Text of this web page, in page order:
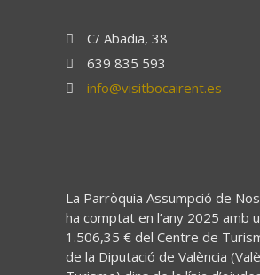
C/ Abadia, 38
639 835 593
info@visitbocairent.es
La Parròquia Assumpció de
ha comptat en l’any 2025 amb
1.506,35 € del Centre de
de la Diputació de València